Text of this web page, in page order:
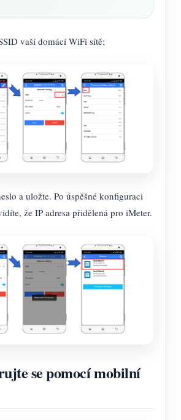
vaší domácí WiFi sítě;
a uložte. Po úspěšné konfiguraci
že IP adresa přidělená pro iMeter.
se pomocí mobilní